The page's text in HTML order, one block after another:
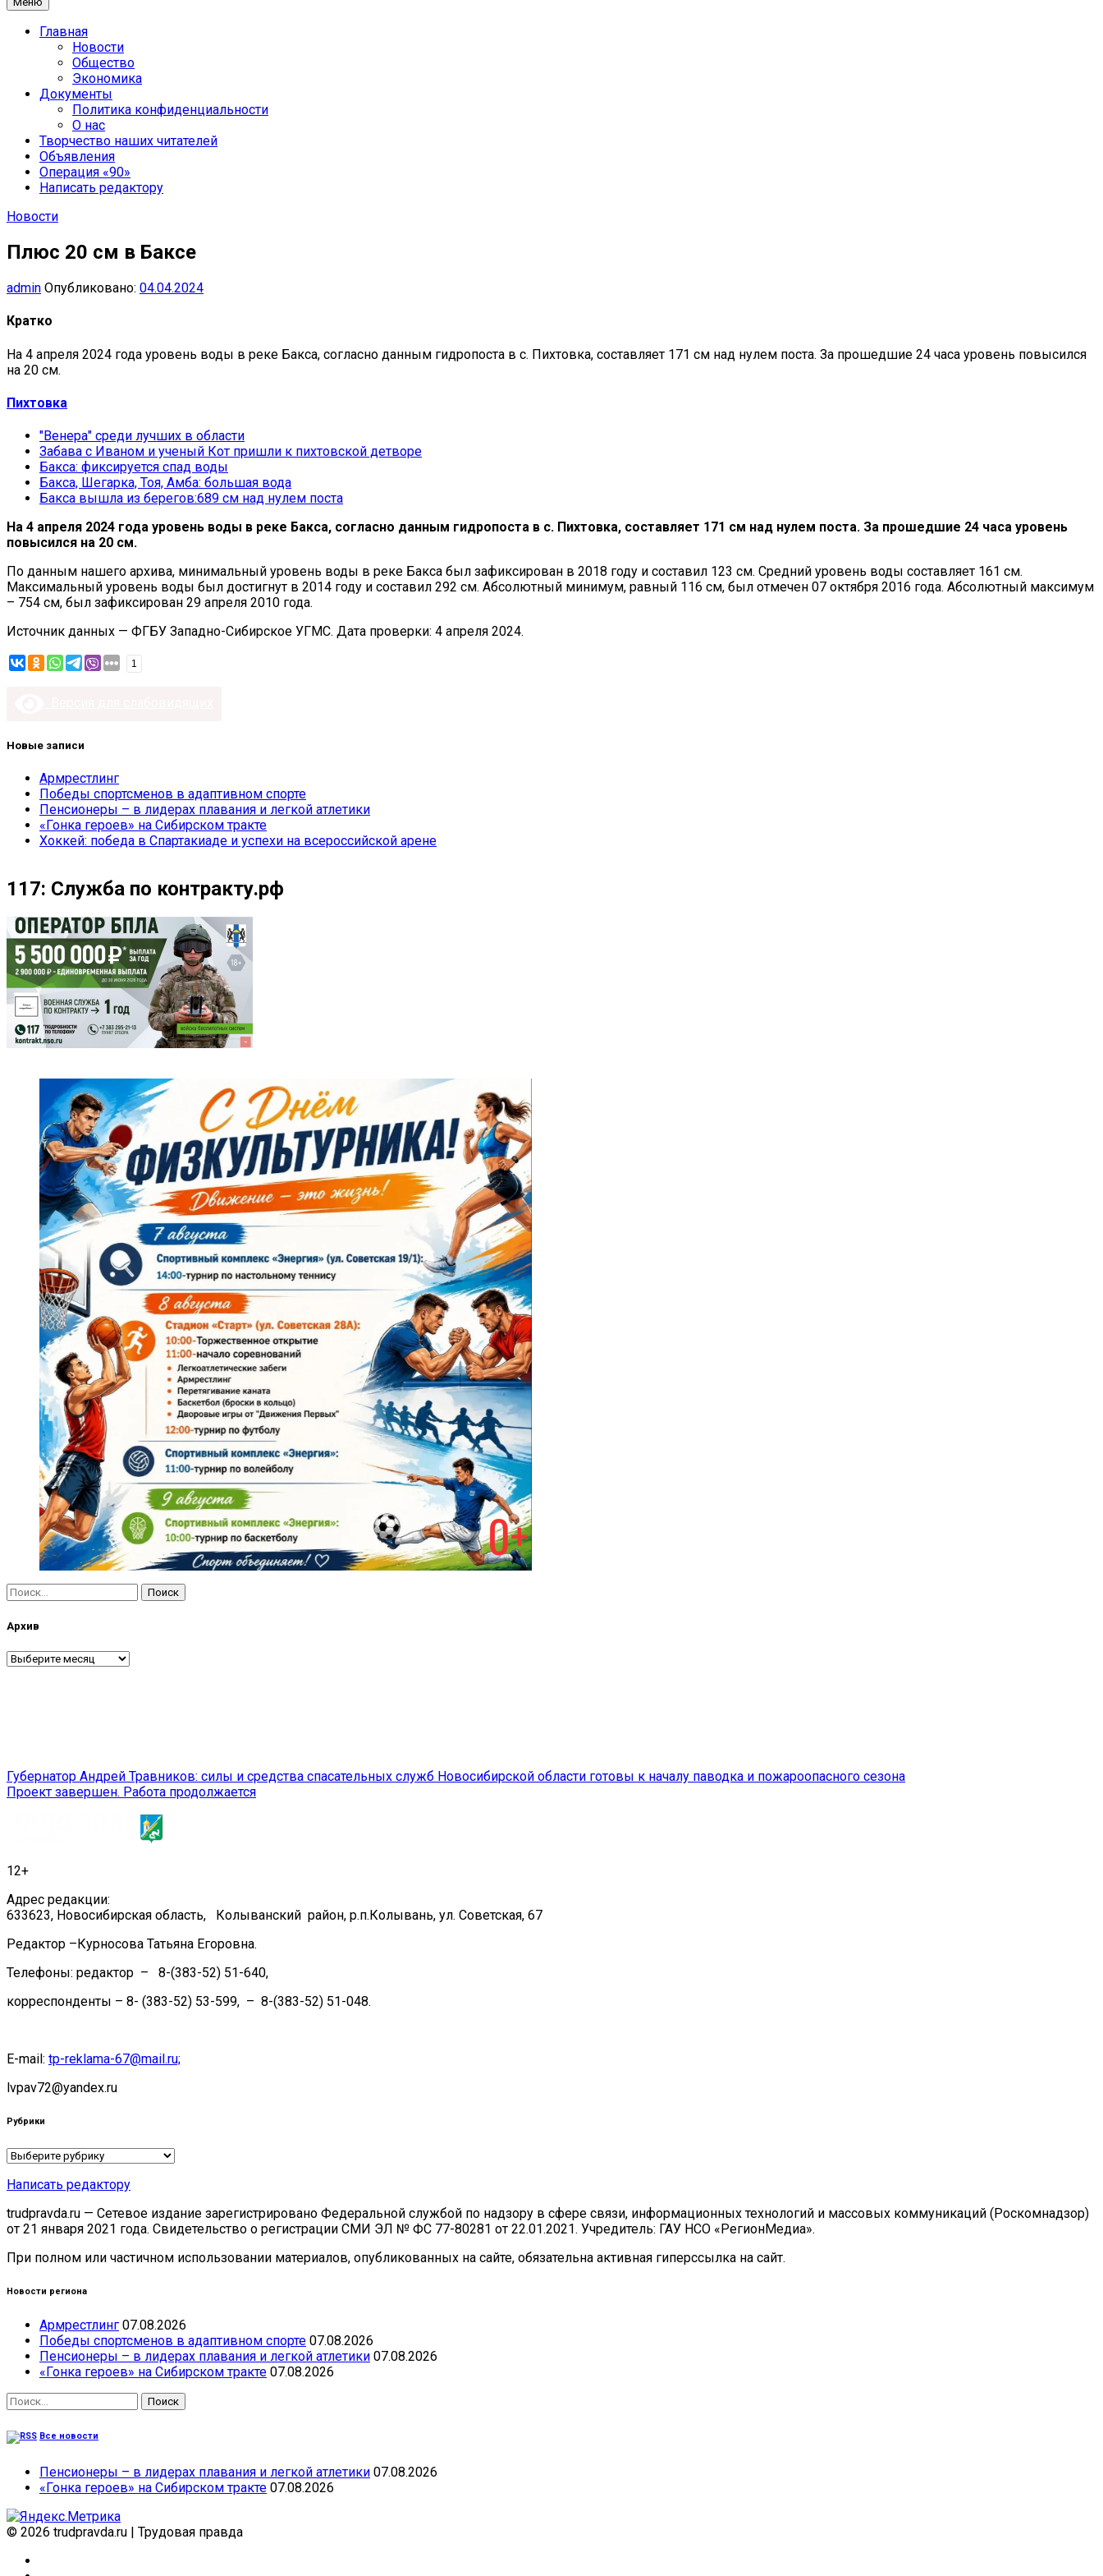
Главная
Новости
Общество
Экономика
Документы
Политика конфиденциальности
О нас
Творчество наших читателей
Объявления
Операция «90»
Написать редактору
Новости
Плюс 20 см в Баксе
admin Опубликовано: 04.04.2024
Кратко
На 4 апреля 2024 года уровень воды в реке Бакса, согласно данным гидропоста в с. Пихтовка, составляет 171 см над нулем поста. За прошедшие 24 часа уровень повысился
на 20 см.
Пихтовка
"Венера" среди лучших в области
Забава с Иваном и ученый Кот пришли к пихтовской детворе
Бакса: фиксируется спад воды
Бакса, Шегарка, Тоя, Амба: большая вода
Бакса вышла из берегов:689 см над нулем поста
На 4 апреля 2024 года уровень воды в реке Бакса, согласно данным гидропоста в с. Пихтовка, составляет 171 см над нулем поста. За прошедшие 24 часа уровень
повысился на 20 см.
По данным нашего архива, минимальный уровень воды в реке Бакса был зафиксирован в 2018 году и составил 123 см. Средний уровень воды составляет 161 см.
Максимальный уровень воды был достигнут в 2014 году и составил 292 см. Абсолютный минимум, равный 116 см, был отмечен 07 октября 2016 года. Абсолютный максимум
– 754 см, был зафиксирован 29 апреля 2010 года.
Источник данных — ФГБУ Западно-Сибирское УГМС. Дата проверки: 4 апреля 2024.
1
Новые записи
Армрестлинг
Победы спортсменов в адаптивном спорте
Пенсионеры – в лидерах плавания и легкой атлетики
«Гонка героев» на Сибирском тракте
Хоккей: победа в Спартакиаде и успехи на всероссийской арене
117: Служба по контракту.рф
Найти:
Архив
Архив
Навигация
по
Губернатор Андрей Травников: силы и средства спасательных служб Новосибирской области готовы к началу паводка и пожароопасного сезона
Проект завершен. Работа продолжается
12+
Адрес редакции:
633623, Новосибирская область, Колыванский район, р.п.Колывань, ул. Советская, 67
Редактор –Курносова Татьяна Егоровна.
Телефоны: редактор – 8-(383-52) 51-640,
корреспонденты – 8- (383-52) 53-599, – 8-(383-52) 51-048.
E-mail: tp-reklama-67@mail.ru;
lvpav72@yandex.ru
Рубрики
Рубрики
Написать редактору
trudpravda.ru — Сетевое издание зарегистрировано Федеральной службой по надзору в сфере связи, информационных технологий и массовых коммуникаций (Роскомнадзор)
от 21 января 2021 года. Свидетельство о регистрации СМИ ЭЛ № ФС 77-80281 от 22.01.2021. Учредитель: ГАУ НСО «РегионМедиа».
При полном или частичном использовании материалов, опубликованных на сайте, обязательна активная гиперссылка на сайт.
Новости региона
Армрестлинг 07.08.2026
Победы спортсменов в адаптивном спорте 07.08.2026
Пенсионеры – в лидерах плавания и легкой атлетики 07.08.2026
«Гонка героев» на Сибирском тракте 07.08.2026
Найти:
Все новости
Пенсионеры – в лидерах плавания и легкой атлетики 07.08.2026
«Гонка героев» на Сибирском тракте 07.08.2026
© 2026 trudpravda.ru | Трудовая правда